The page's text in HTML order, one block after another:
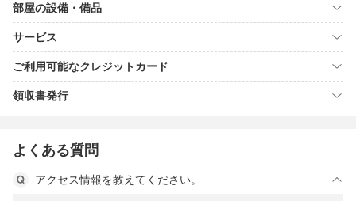
部屋の設備・備品
サービス
ご利用可能なクレジットカード
領収書発行
よくある質問
アクセス情報を教えてください。